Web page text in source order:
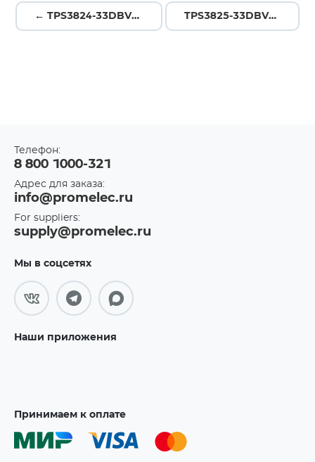
← TPS3824-33DBVTG4 TPS3825-33DBVR →
Телефон:
8 800 1000-321
Адрес для заказа:
info@promelec.ru
For suppliers:
supply@promelec.ru
Мы в соцсетях
Наши приложения
Принимаем к оплате